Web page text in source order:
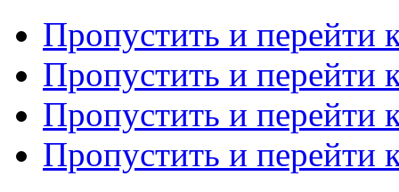
Пропустить и перейти
Пропустить и перейти
Пропустить и перейти
Пропустить и перейти